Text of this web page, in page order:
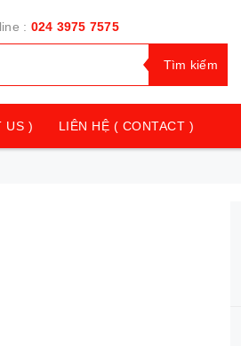
: 024 3975 7575
Tìm kiếm
US ) LIÊN HỆ ( CONTACT )